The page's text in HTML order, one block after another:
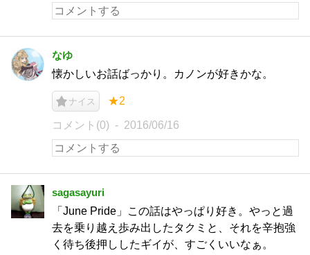
なゆ
懐かしいお話ばっかり。カノンが好きかな。
ナイス ★2
コメント(0) 2016/06/16
sagasayuri
「June Pride」この話はやっぱり好き。やっと過
去を乗り越え歩み出したタクミと、それを辛抱強
く待ち後押ししたギイが、すごくいいなぁ。